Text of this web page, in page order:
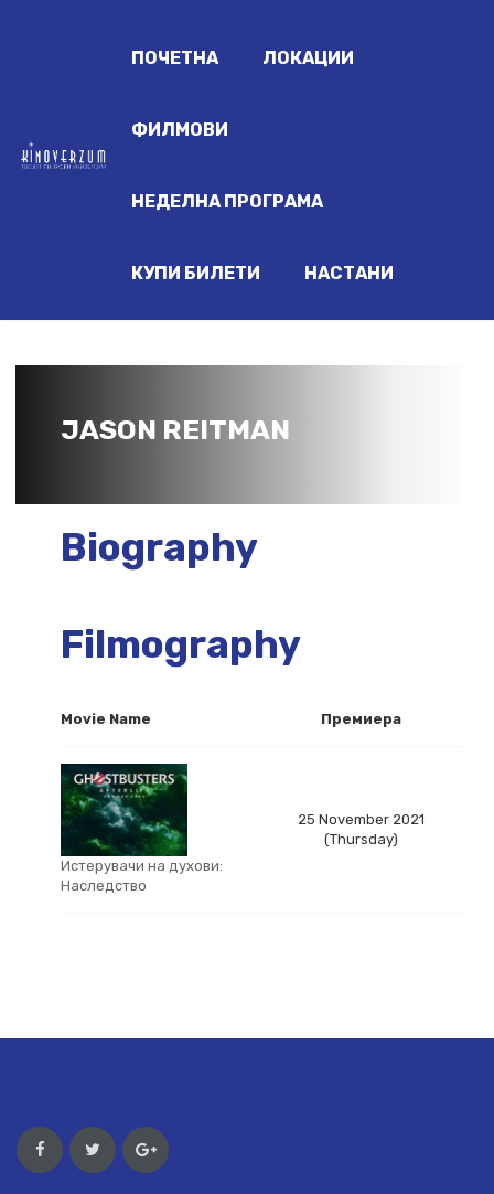
ПОЧЕТНА ЛОКАЦИИ
ФИЛМОВИ
НЕДЕЛНА ПРОГРАМА
КУПИ БИЛЕТИ НАСТАНИ
JASON REITMAN
Biography
Filmography
Movie Name Премиера
Истерувачи на духови:
Наследство
25 November 2021
(Thursday)